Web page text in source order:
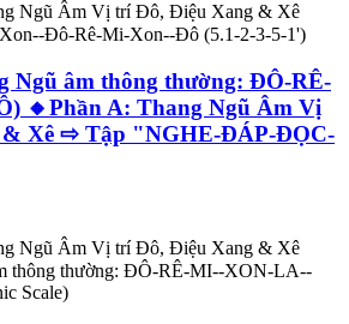
Ngũ Âm Vị trí Đô, Điệu Xang & Xê
Đô-Rê-Mi-Xon--Đô (5.1-2-3-5-1')
Ngũ âm thông thường: ĐÔ-RÊ-
🔸Phần A: Thang Ngũ Âm Vị
Xê ⇨ Tập "NGHE-ĐÁP-ĐỌC-
Ngũ Âm Vị trí Đô, Điệu Xang & Xê
thông thường: ĐÔ-RÊ-MI--XON-LA--
Scale)